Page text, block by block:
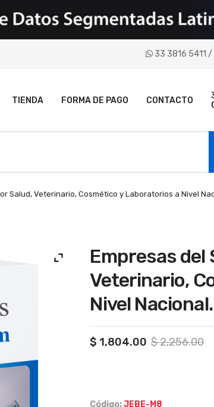
33 3816 5411 /
TIENDA FORMA DE PAGO CONTACTO
Salud, Veterinario, Cosmético y Laboratorios a Nivel
Empresas del
Veterinario,
Nivel Nacional.
$2,256.00
$ 1,804.00
Código:JEBE-M8